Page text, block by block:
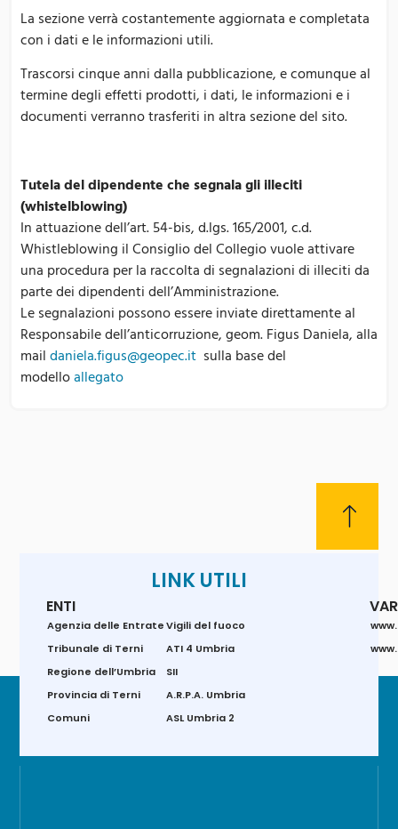
La sezione verrà costantemente aggiornata e completata
con i dati e le informazioni utili.
Trascorsi cinque anni dalla pubblicazione, e comunque al
termine degli effetti prodotti, i dati, le informazioni e i
documenti verranno trasferiti in altra sezione del sito.
Tutela del dipendente che segnala gli illeciti
(whistelblowing)
In attuazione dell’art. 54-bis, d.lgs. 165/2001, c.d.
Whistleblowing il Consiglio del Collegio vuole attivare
una procedura per la raccolta di segnalazioni di illeciti da
parte dei dipendenti dell’Amministrazione.
Le segnalazioni possono essere inviate direttamente al
Responsabile dell’anticorruzione, geom. Figus Daniela, alla
mail daniela.figus@geopec.it sulla base del
modelloallegato
LINK UTILI
ENTI
Agenzia delle Entrate
Tribunale di Terni
Regione dell’Umbria
Provincia di Terni
Comuni
Vigili del fuoco
ATI 4 Umbria
SII
A.R.P.A. Umbria
ASL Umbria 2